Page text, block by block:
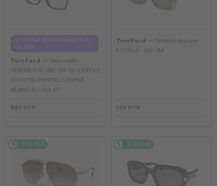
Tom Ford
Cadru optic
TF6006-D-B - 052 - 53 - CU LENTILE
CU FILTRU PENTRU LUMINĂ
ALBASTRU-VIOLET
983 RON
Tom Ford
Ochelari de soare
FT1170-K - 48F - 54
1 113 RON
2-4 ZILE 2-4 ZILE